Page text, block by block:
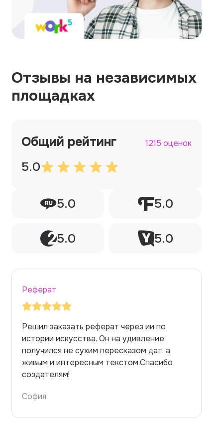
Отзывы на независимых
площадках
Общий рейтинг 1215 оценок
5.0
5.0 5.0
5.0 5.0
Реферат
Заказывала реферат с помощью нейросети
на медицинскую тему. Ожидала худшего,
но справилась. Термины использовала
правильно. Для быстрого ознакомления с
темой — идеально.
Алина